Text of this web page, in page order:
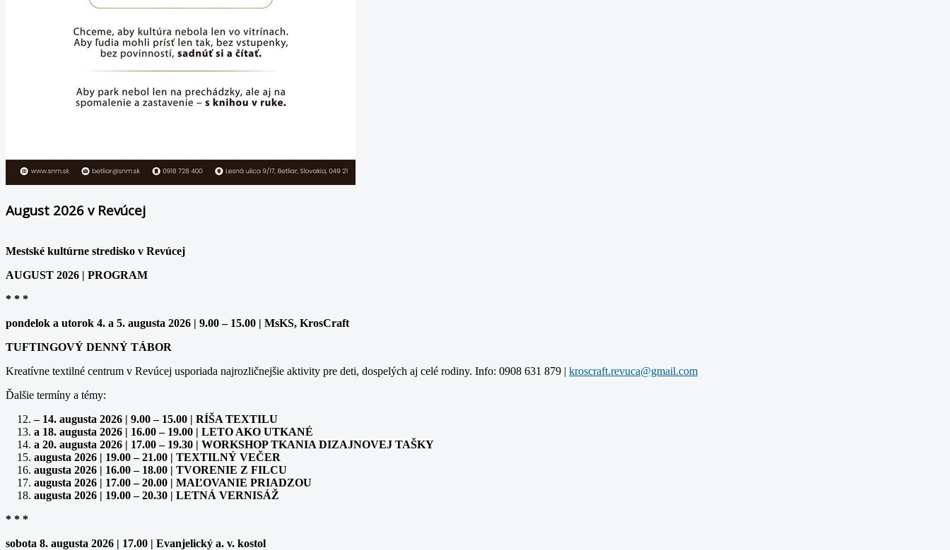
August 2026 v Revúcej
Mestské kultúrne stredisko v Revúcej
AUGUST 2026 | PROGRAM
* * *
pondelok a utorok 4. a 5. augusta 2026 | 9.00 – 15.00 | MsKS, KrosCraft
TUFTINGOVÝ DENNÝ TÁBOR
Kreatívne textilné centrum v Revúcej usporiada najrozličnejšie aktivity pre deti, dospelých aj celé rodiny. Info: 0908 631 879 |
Ďalšie termíny a témy:
– 14. augusta 2026 | 9.00 – 15.00 | RÍŠA TEXTILU
a 18. augusta 2026 | 16.00 – 19.00 | LETO AKO UTKANÉ
a 20. augusta 2026 | 17.00 – 19.30 | WORKSHOP TKANIA DIZAJNOVEJ TAŠKY
augusta 2026 | 19.00 – 21.00 | TEXTILNÝ VEČER
augusta 2026 | 16.00 – 18.00 | TVORENIE Z FILCU
augusta 2026 | 17.00 – 20.00 | MAĽOVANIE PRIADZOU
augusta 2026 | 19.00 – 20.30 | LETNÁ VERNISÁŽ
* * *
sobota 8. augusta 2026 | 17.00 | Evanjelický a. v. kostol